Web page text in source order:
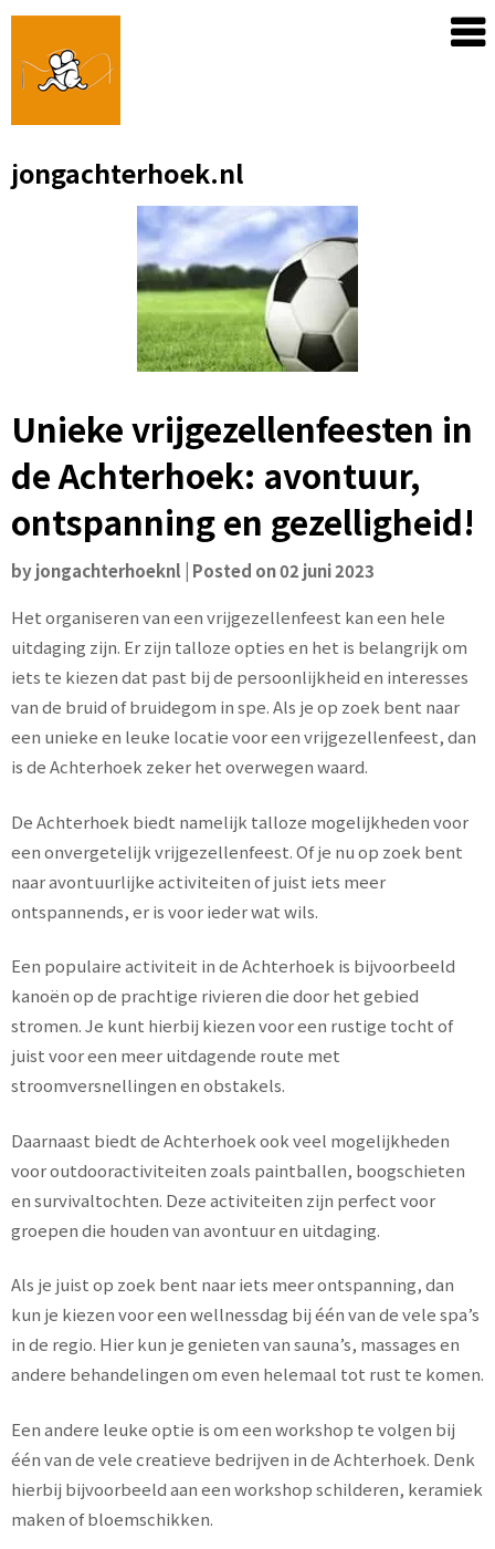
Skip
content
jongachterhoek.nl
Unieke vrijgezellenfeesten in
de Achterhoek: avontuur,
ontspanning en gezelligheid!
byjongachterhoeknl Posted on02 juni 2023
Het organiseren van een vrijgezellenfeest kan een hele
uitdaging zijn. Er zijn talloze opties en het is belangrijk om
iets te kiezen dat past bij de persoonlijkheid en interesses
van de bruid of bruidegom in spe. Als je op zoek bent naar
een unieke en leuke locatie voor een vrijgezellenfeest, dan
is de Achterhoek zeker het overwegen waard.
De Achterhoek biedt namelijk talloze mogelijkheden voor
een onvergetelijk vrijgezellenfeest. Of je nu op zoek bent
naar avontuurlijke activiteiten of juist iets meer
ontspannends, er is voor ieder wat wils.
Een populaire activiteit in de Achterhoek is bijvoorbeeld
kanoën op de prachtige rivieren die door het gebied
stromen. Je kunt hierbij kiezen voor een rustige tocht of
juist voor een meer uitdagende route met
stroomversnellingen en obstakels.
Daarnaast biedt de Achterhoek ook veel mogelijkheden
voor outdooractiviteiten zoals paintballen, boogschieten
en survivaltochten. Deze activiteiten zijn perfect voor
groepen die houden van avontuur en uitdaging.
Als je juist op zoek bent naar iets meer ontspanning, dan
kun je kiezen voor een wellnessdag bij één van de vele spa’s
in de regio. Hier kun je genieten van sauna’s, massages en
andere behandelingen om even helemaal tot rust te komen.
Een andere leuke optie is om een workshop te volgen bij
één van de vele creatieve bedrijven in de Achterhoek. Denk
hierbij bijvoorbeeld aan een workshop schilderen, keramiek
maken of bloemschikken.